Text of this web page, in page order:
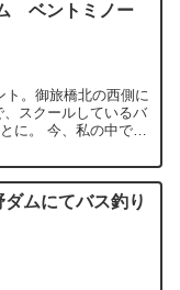
ベントミノー
ト。御旅橋北の西側に
スクールしているバ
に。 今、私の中で
ムにてバス釣り